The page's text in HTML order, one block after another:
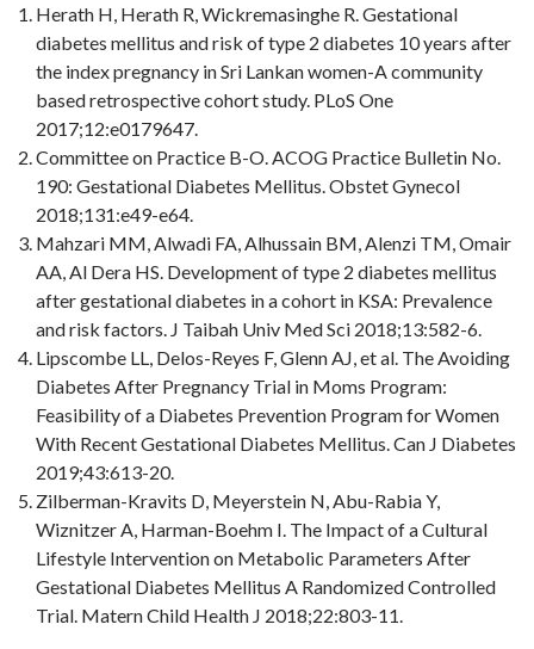
Herath H, Herath R, Wickremasinghe R. Gestational
diabetes mellitus and risk of type 2 diabetes 10 years after
the index pregnancy in Sri Lankan women-A community
based retrospective cohort study. PLoS One
2017;12:e0179647.
Committee on Practice B-O. ACOG Practice Bulletin No.
190: Gestational Diabetes Mellitus. Obstet Gynecol
2018;131:e49-e64.
Mahzari MM, Alwadi FA, Alhussain BM, Alenzi TM, Omair
AA, Al Dera HS. Development of type 2 diabetes mellitus
after gestational diabetes in a cohort in KSA: Prevalence
and risk factors. J Taibah Univ Med Sci 2018;13:582-6.
Lipscombe LL, Delos-Reyes F, Glenn AJ, et al. The Avoiding
Diabetes After Pregnancy Trial in Moms Program:
Feasibility of a Diabetes Prevention Program for Women
With Recent Gestational Diabetes Mellitus. Can J Diabetes
2019;43:613-20.
Zilberman-Kravits D, Meyerstein N, Abu-Rabia Y,
Wiznitzer A, Harman-Boehm I. The Impact of a Cultural
Lifestyle Intervention on Metabolic Parameters After
Gestational Diabetes Mellitus A Randomized Controlled
Trial. Matern Child Health J 2018;22:803-11.